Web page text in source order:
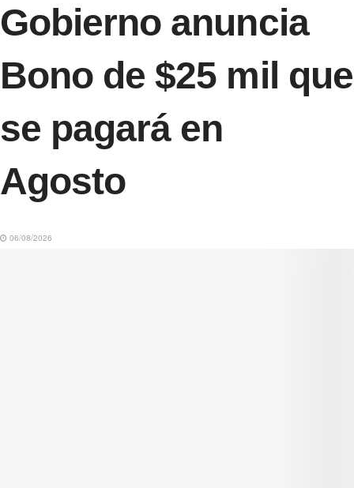
Gobierno anuncia
Bono de $25 mil que
se pagará en
Agosto
06/08/2026